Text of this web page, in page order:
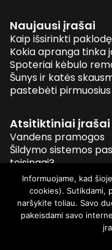
Naujausi įrašai
Kaip išsirinkti
Kokia apranga tinka
Spoteriai kėbulo
Šunys ir katės
pastebėti pirmuosius
Atsitiktiniai įrašai
Vandens pramogos
Šildymo sistemos
teisingai?
Automobilių
Šunys ir katės
pastebėti
© 2026
Informuojame, kad
cookies). Sutikdami,
naršykite toliau. Savo
pakeisdami savo